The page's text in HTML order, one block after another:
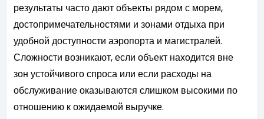
результаты часто дают объекты рядом с морем,
достопримечательностями и зонами отдыха при
удобной доступности аэропорта и магистралей.
Сложности возникают, если объект находится вне
зон устойчивого спроса или если расходы на
обслуживание оказываются слишком высокими по
отношению к ожидаемой выручке.